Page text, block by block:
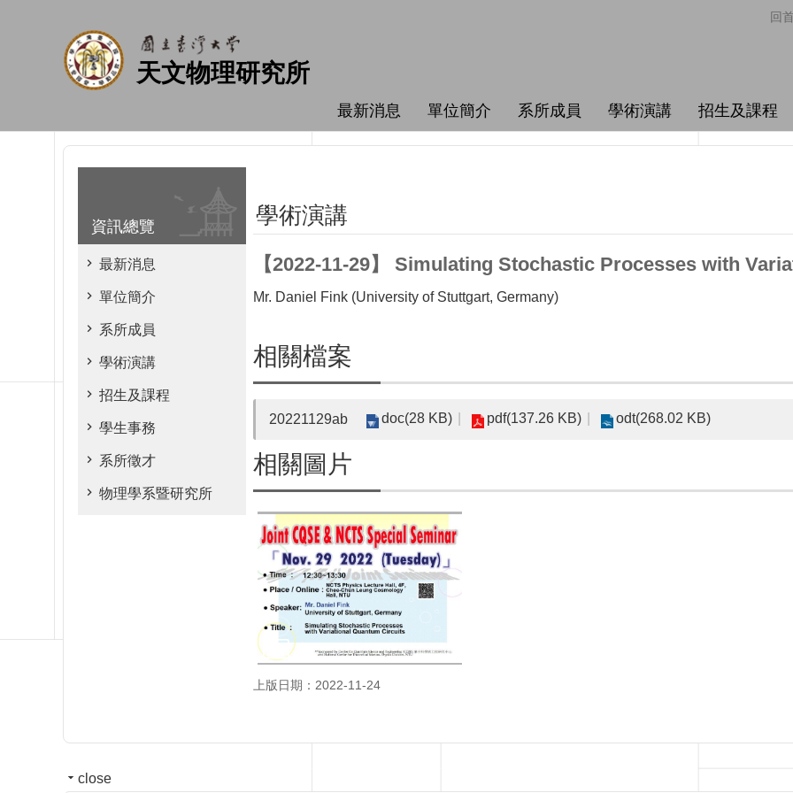
回
天文物理研究所
最新消息 單位簡介 系所成員 學術演講 招生及課程
資訊總覽
最新消息
單位簡介
系所成員
學術演講
招生及課程
學生事務
系所徵才
物理學系暨研究所
學術演講
【2022-11-29】 Simulating Stochastic Processes with
Mr. Daniel Fink (University of Stuttgart, Germany)
相關檔案
20221129ab doc(28 KB) pdf(137.26 KB) odt(268.02 KB)
相關圖片
上版日期：2022-11-24
close